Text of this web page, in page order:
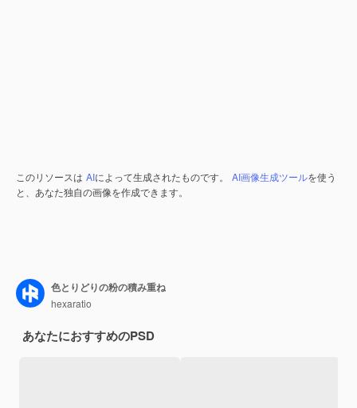
このリソースは AIによって生成されたものです。 AI画像生成ツールを使う
と、あなた独自の画像を作成できます。
色とりどりの粉の積み重ね
hexaratio
あなたにおすすめのPSD